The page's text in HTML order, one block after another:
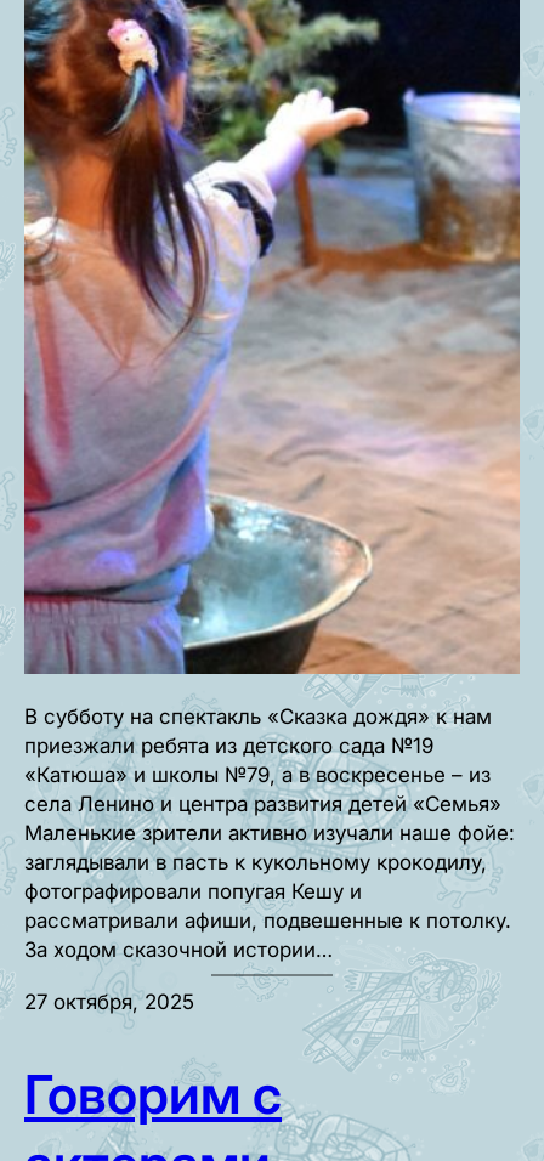
В субботу на спектакль «Сказка дождя» к нам
приезжали ребята из детского сада №19
«Катюша» и школы №79, а в воскресенье – из
села Ленино и центра развития детей «Семья»
Маленькие зрители активно изучали наше фойе:
заглядывали в пасть к кукольному крокодилу,
фотографировали попугая Кешу и
рассматривали афиши, подвешенные к потолку.
За ходом сказочной истории…
27 октября, 2025
Говорим с